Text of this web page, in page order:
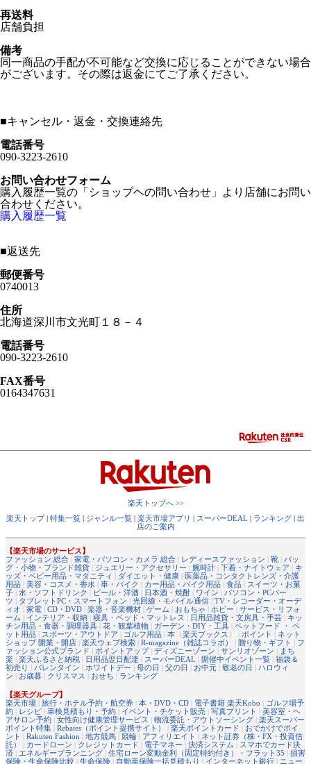
再送料
店舗負担
備考
同一商品の手配が不可能など交換に応じることができない場合
がございます。その際は返金にてご了承ください。
■キャンセル・返金・交換連絡先
電話番号
090-3223-2610
お問い合わせフォーム
購入履歴一覧の「ショップヘの問い合わせ」より店舗にお問い
合わせください。
購入履歴一覧
■返送先
郵便番号
0740013
住所
北海道深川市文光町１８－４
電話番号
090-3223-2610
FAX番号
0164347631
楽天トップへ >>
楽天トップ| 特集一覧 | ジャンル一覧 | 楽天市場アプリ | スーパーDEAL | ランキング | 出
店のご案内
【楽天市場のサービス】
ファッション 総合 | 家電・パソコン・カメラ 総合 | レディースファッション | 靴 | バッ
グ・小物・ブランド雑貨 | ジュエリー・アクセサリー | 腕時計 | 下着・ナイトウェア | キ
ッズ・ベビー用品・マタニティ | ダイエット・健康 | 医薬品・コンタクトレンズ・介護
用品 | 美容・コスメ・香水 | 車・バイク | カー用品・バイク用品 | 食品 | スイーツ・お菓
子 | 水・ソフトドリンク | ビール・洋酒 | 日本酒・焼酎 | ワイン | パソコン・PCパー
ツ | タブレットPC・スマートフォン | 光回線・モバイル通信 | TV・レコーダー・オーデ
ィオ | 家電 | CD・DVD | 楽器・音楽機材 | ゲーム | おもちゃ | ホビー | サービス・リフォ
ーム | インテリア・収納 | 寝具・ベッド・マットレス | 日用品雑貨・文房具・手芸 | キッ
チン用品・食器・調理器具 | 花・観葉植物 | ガーデン・DIY・工具 | ペットフード ・ ペ
ット用品 | スポーツ・アウトドア | ゴルフ用品 | 本 （楽天ブックス ） | ポイント | ネット
ショップ 開業・開店 | 楽天ウェブ検索 | R-magazine（雑誌コラボ） | 贈り物・ギフト | フ
ァッション公式ブランド | ポイントアップ| ディズニーゾーン | サンリオゾーン | まち
楽 | 楽天ふるさと納税 | 日用品翌日配達 | スーパーDEAL | 開催中イベント一覧 | 福袋＆
初売り | バレンタイン | ホワイトデー | 母の日 | 父の日 | お中元 | 敬老の日 | ハロウィ
ン | お歳暮 | クリスマス | おせち | ランキング
【楽天グループ】
楽天市場 | 旅行・ホテル予約・航空券 | 本・DVD・CD | 電子書籍 楽天Kobo | ゴルフ場予
約 | レシピ | 車検見積もり・予約 | イベント・チケット販売 | 写真プリント | 美容室・ヘ
アサロン予約 | 女性向け健康管理サービス | 物流委託・アウトソーシング | 楽天スーパー
ポイント特集 | Rebates（ポイント提携サイト） | 楽天ポイントカード | おでかけでポイ
ント | Rakuten Fashion | 地方競馬 | 競輪 | アフィリエイト | ネット証券（株・FX・投資信
託）
| カードローン | クレジットカード | 電子マネー | 決済システム | スマホでカード決
済 | エネルギープランニング | 住宅ローン変動金利（固定特約付き）・フラット35 | 損害
保険・生命保険比較 | 生命保険 | 自動車保険一括見積もり | インターネット銀行 | ニュー